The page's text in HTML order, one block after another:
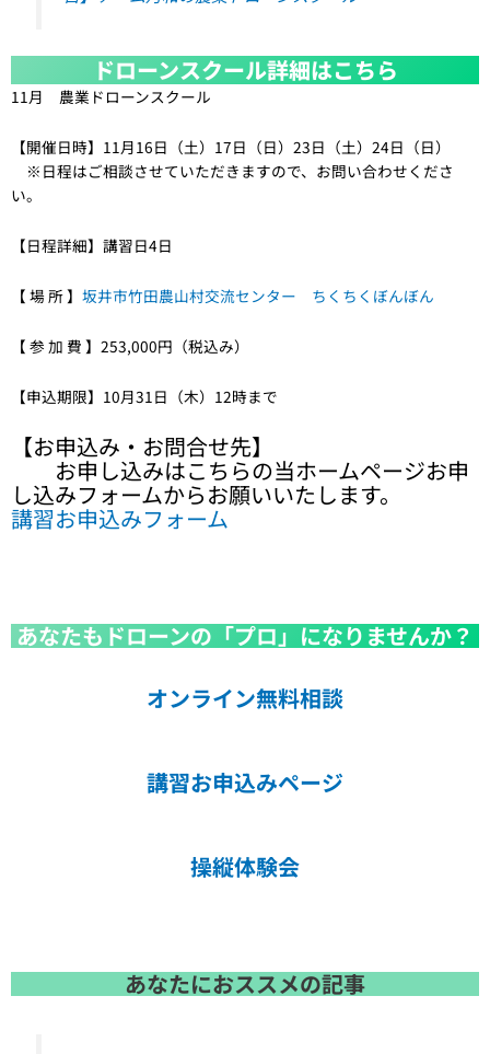
ドローンスクール詳細はこちら
11月 農業ドローンスクール
【開催日時】11月16日（土）17日（日）23日（土）24日（日）
※日程はご相談させていただきますので、お問い合わせくださ
い。
【日程詳細】講習日4日
【 場 所 】 坂井市竹田農山村交流センター ちくちくぼんぼん
【 参 加 費 】253,000円（税込み）
【申込期限】10月31日（木）12時まで
【お申込み・お問合せ先】
お申し込みはこちらの当ホームページお申
し込みフォームからお願いいたします。
講習お申込みフォーム
あなたもドローンの「プロ」になりませんか？
オンライン無料相談
講習お申込みページ
操縦体験会
あなたにおススメの記事